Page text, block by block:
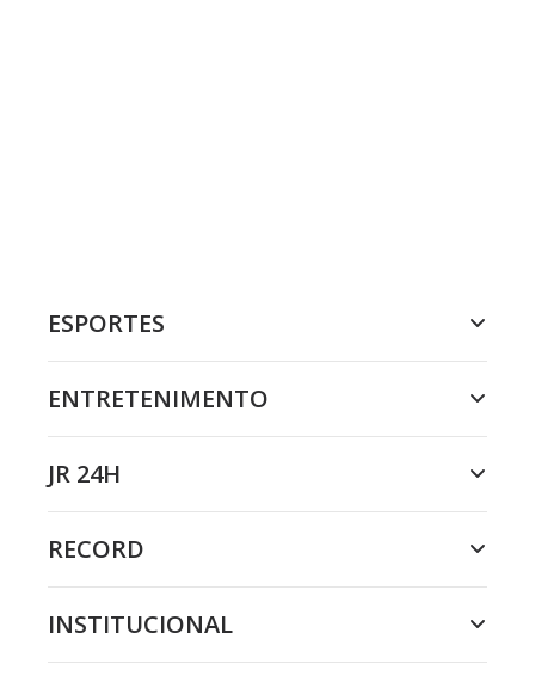
ESPORTES
ENTRETENIMENTO
JR 24H
RECORD
INSTITUCIONAL